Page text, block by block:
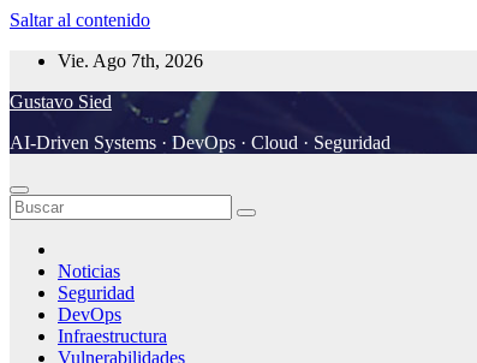
Saltar al contenido
Vie. Ago 7th, 2026
Gustavo Sied
AI-Driven Systems · DevOps · Cloud · Seguridad
Noticias
Seguridad
DevOps
Infraestructura
Vulnerabilidades